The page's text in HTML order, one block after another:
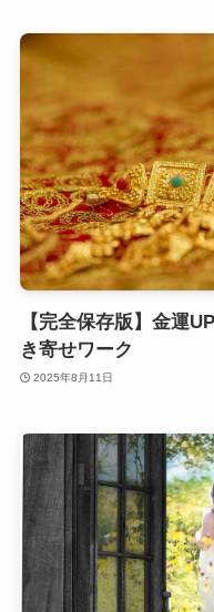
【完全保存版】金運
き寄せワーク
2025年8月11日